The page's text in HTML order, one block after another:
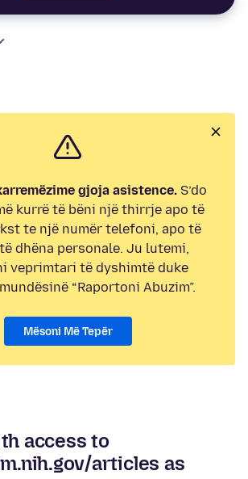
gjoja asistence.S’do
kurrë të bëni një thirrje apo të
te një numër telefoni, apo të
dhëna personale. Ju lutemi,
veprimtari të dyshimtë duke
“Raportoni Abuzim”.
Mësoni Më Tepër
access to
articles as